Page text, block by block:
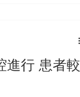
進行 患者較